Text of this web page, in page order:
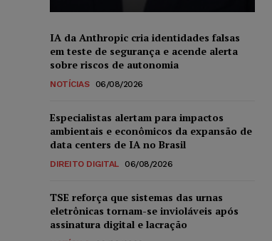
IA da Anthropic cria identidades falsas
em teste de segurança e acende alerta
sobre riscos de autonomia
NOTÍCIAS 06/08/2026
Especialistas alertam para impactos
ambientais e econômicos da expansão de
data centers de IA no Brasil
DIREITO DIGITAL 06/08/2026
TSE reforça que sistemas das urnas
eletrônicas tornam-se invioláveis após
assinatura digital e lacração